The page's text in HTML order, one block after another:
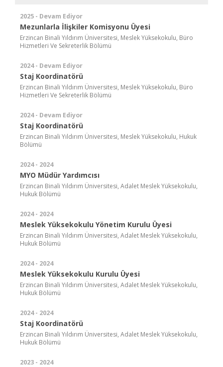
2025 - Devam Ediyor
Mezunlarla İlişkiler Komisyonu Üyesi
Erzincan Binali Yıldırım Üniversitesi, Meslek Yüksekokulu, Büro
Hizmetleri Ve Sekreterlik Bölümü
2024 - Devam Ediyor
Staj Koordinatörü
Erzincan Binali Yıldırım Üniversitesi, Meslek Yüksekokulu, Büro
Hizmetleri Ve Sekreterlik Bölümü
2024 - Devam Ediyor
Staj Koordinatörü
Erzincan Binali Yıldırım Üniversitesi, Meslek Yüksekokulu, Hukuk
Bölümü
2024 - 2024
MYO Müdür Yardımcısı
Erzincan Binali Yıldırım Üniversitesi, Adalet Meslek Yüksekokulu,
Hukuk Bölümü
2024 - 2024
Meslek Yüksekokulu Yönetim Kurulu Üyesi
Erzincan Binali Yıldırım Üniversitesi, Adalet Meslek Yüksekokulu,
Hukuk Bölümü
2024 - 2024
Meslek Yüksekokulu Kurulu Üyesi
Erzincan Binali Yıldırım Üniversitesi, Adalet Meslek Yüksekokulu,
Hukuk Bölümü
2024 - 2024
Staj Koordinatörü
Erzincan Binali Yıldırım Üniversitesi, Adalet Meslek Yüksekokulu,
Hukuk Bölümü
2023 - 2024